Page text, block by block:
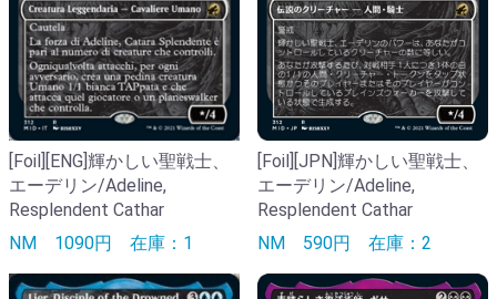
[Foil][ENG]輝かしい聖戦士、
エーデリン/Adeline,
Resplendent Cathar
NM 1090円 在庫：1
[Foil][JPN]輝かしい聖戦士、
エーデリン/Adeline,
Resplendent Cathar
NM 590円 在庫：2